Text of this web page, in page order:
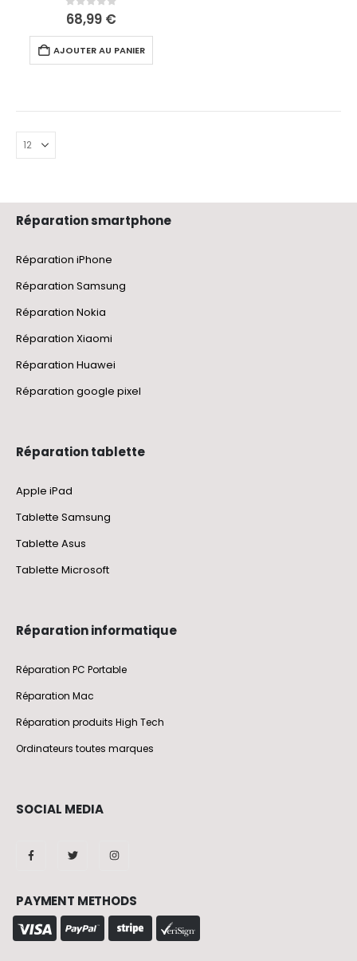
0out of 5
68,99 €
AJOUTER AU PANIER
Réparation smartphone
Réparation iPhone
Réparation Samsung
Réparation Nokia
Réparation Xiaomi
Réparation Huawei
Réparation google pixel
Réparation tablette
Apple iPad
Tablette Samsung
Tablette Asus
Tablette Microsoft
Réparation informatique
Réparation PC Portable
Réparation Mac
Réparation produits High Tech
Ordinateurs toutes marques
SOCIAL MEDIA
PAYMENT METHODS